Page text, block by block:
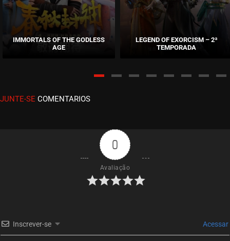
ASSISTIDO
EPISÓDIO 21
setembro 18, 2020
ASSISTIDO
EPISÓDIO 19
setembro 18, 2020
EPISÓDIO 18
EPISÓDIO 17
IMMORTALS OF THE GODLESS
AGE
LEGEND OF EXORCISM – 2ª
TEMPORADA
JUNTE-SE COMENTARIOS
0
Avaliação
Inscrever-se Acessar